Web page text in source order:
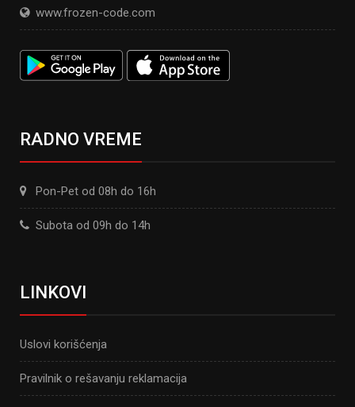
www.frozen-code.com
RADNO VREME
Pon-Pet od 08h do 16h
Subota od 09h do 14h
LINKOVI
Uslovi korišćenja
Pravilnik o rešavanju reklamacija